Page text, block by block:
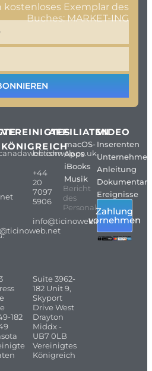
kostenloses Exemplar des
Buches: MARKET-ING
182
VEREINIGTES
KÖNIGREICH
britishweb.co.uk
+44
20
7097
5906
info@ticinoweb.net
Suite 3962-
182 Unit 9,
Skyport
Drive West
Drayton
Middx -
UB7 0LB
Vereinigtes
Königreich
AFFILIATEN
macOS-
Apps
iBooks
Musik
Bericht
des
Personals
VIDEO
Inserenten
Unternehmen
Anleitung
Ereignisse
Zahlung
vornehmen